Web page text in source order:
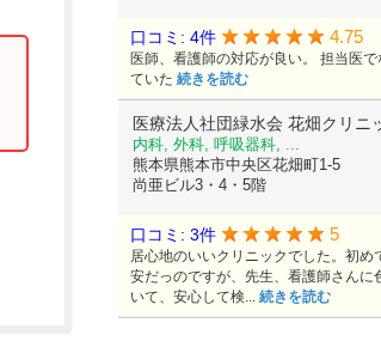
口コミ: 4件 4.75
医師、看護師の対応が良い。 担当医
ていた 続きを読む
医療法人社団緑水会 花畑クリニ
内科, 外科, 呼吸器科, ...
熊本県熊本市中央区花畑町1-5
尚亜ビル3・4・5階
口コミ: 3件 5
居心地のいいクリニックでした。初め
安だっのですが、先生、看護師さんに
いて、安心して検... 続きを読む